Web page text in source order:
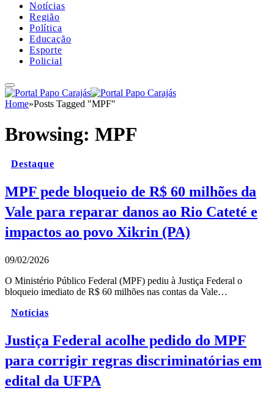
Notícias
Região
Política
Educação
Esporte
Policial
Home»Posts Tagged "MPF"
Browsing: MPF
Destaque
MPF pede bloqueio de R$ 60 milhões da
Vale para reparar danos ao Rio Cateté e
impactos ao povo Xikrin (PA)
09/02/2026
O Ministério Público Federal (MPF) pediu à Justiça Federal o
bloqueio imediato de R$ 60 milhões nas contas da Vale…
Notícias
Justiça Federal acolhe pedido do MPF
para corrigir regras discriminatórias em
edital da UFPA